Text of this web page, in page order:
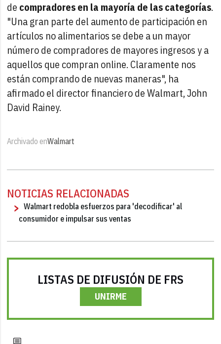
de compradores en la mayoría de las categorías.
"Una gran parte del aumento de participación en
artículos no alimentarios se debe a un mayor
número de compradores de mayores ingresos y a
aquellos que compran online. Claramente nos
están comprando de nuevas maneras", ha
afirmado el director financiero de Walmart, John
David Rainey.
Archivado enWalmart
NOTICIAS RELACIONADAS
Walmart redobla esfuerzos para 'decodificar' al
consumidor e impulsar sus ventas
LISTAS DE DIFUSIÓN DE FRS
UNIRME